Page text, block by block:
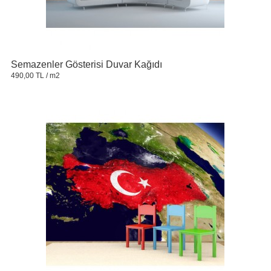
Semazenler Gösterisi Duvar Kağıdı
490,00 TL/ m2